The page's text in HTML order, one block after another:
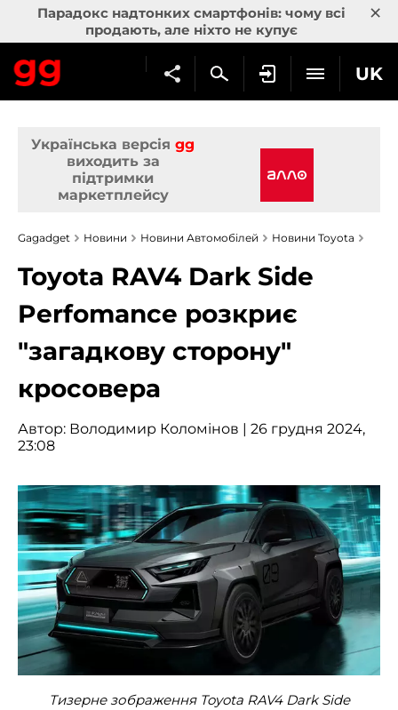
Парадокс надтонких смартфонів: чому всі
продають, але ніхто не купує
×
UK
Українська версія gg
виходить за
підтримки
маркетплейсу
Gagadget Новини Новини Автомобілей Новини Toyota
Toyota RAV4 Dark Side
Perfomance розкриє
"загадкову сторону"
кросовера
Автор: Володимир Коломінов | 26 грудня 2024,
23:08
Тизерне зображення Toyota RAV4 Dark Side